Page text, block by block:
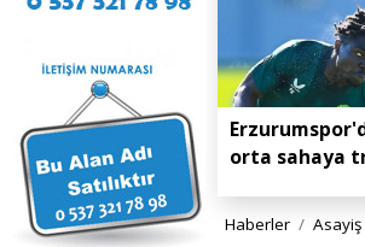
orta sahaya
Haberler Asayiş